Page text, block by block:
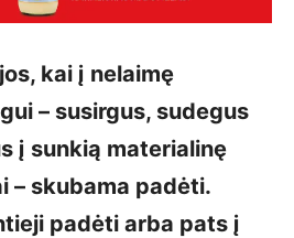
kai į nelaimę
– susirgus, sudegus
į sunkią materialinę
– skubama padėti.
padėti arba pats į